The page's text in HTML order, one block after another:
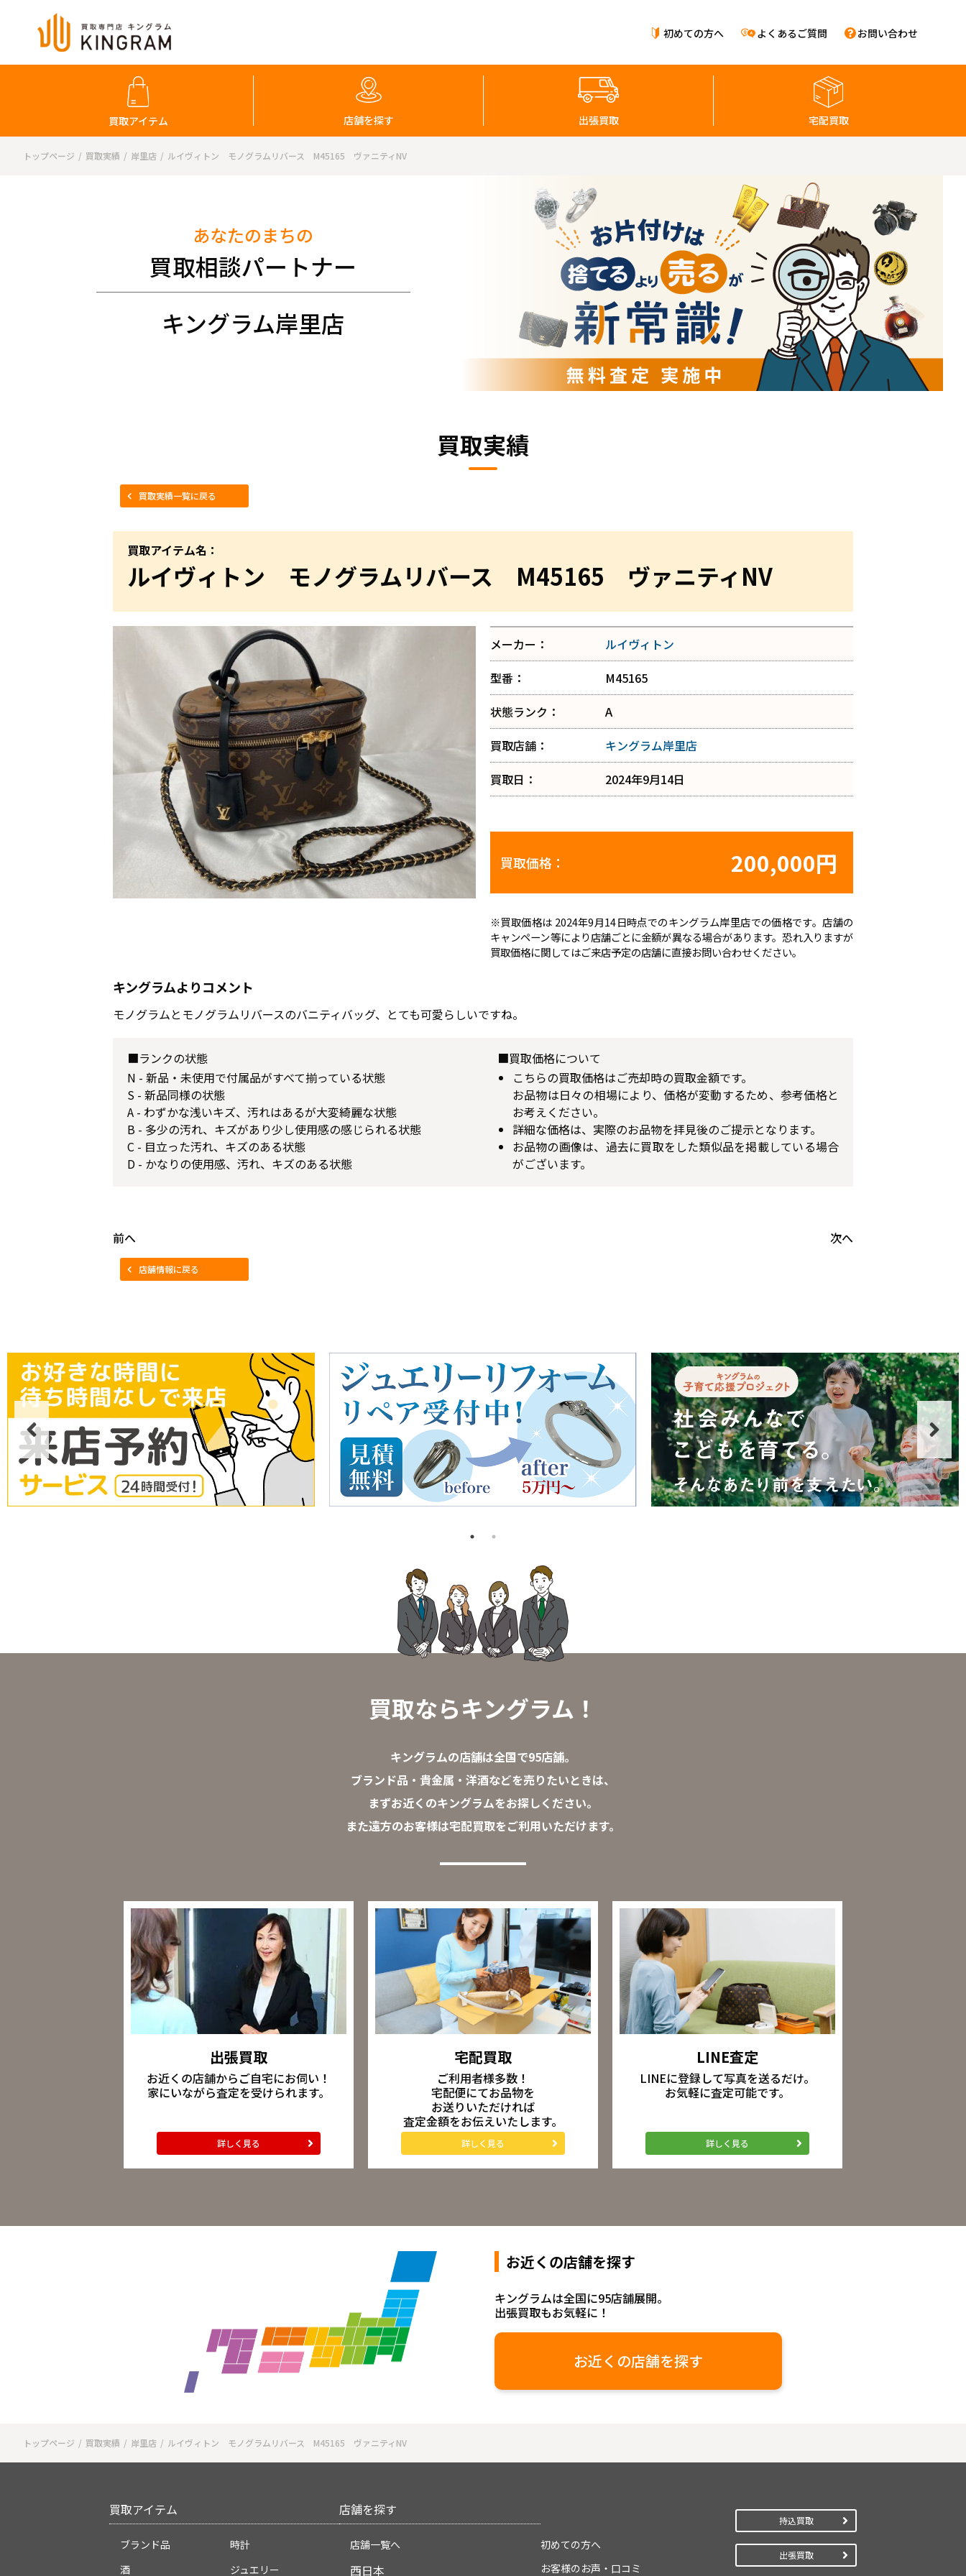
初めての方へ よくあるご質問 お問い合わせ
買取アイテム 店舗を探す 出張買取 宅配買取
トップページ 買取実績 岸里店 ルイヴィトン モノグラムリバース M45165 ヴァニティNV
キングラム岸里店
あなたのまちの
買取相談パートナー
買取実績
買取実績一覧に戻る
買取アイテム名：
ルイヴィトン モノグラムリバース M45165 ヴァニティNV
メーカー：
ルイヴィトン
型番：
M45165
状態ランク：
A
買取店舗：
キングラム岸里店
買取日：
2024年9月14日
買取価格： 200,000円
※買取価格は 2024年9月14日時点でのキングラム岸里店での価格です。店舗の
キャンペーン等により店舗ごとに金額が異なる場合があります。恐れ入りますが
買取価格に関してはご来店予定の店舗に直接お問い合わせください。
キングラムよりコメント
モノグラムとモノグラムリバースのバニティバッグ、とても可愛らしいですね。
■ランクの状態
N - 新品・未使用で付属品がすべて揃っている状態
S - 新品同様の状態
A - わずかな浅いキズ、汚れはあるが大変綺麗な状態
B - 多少の汚れ、キズがあり少し使用感の感じられる状態
C - 目立った汚れ、キズのある状態
D - かなりの使用感、汚れ、キズのある状態
■買取価格について
こちらの買取価格はご売却時の買取金額です。
お品物は日々の相場により、価格が変動するため、参考価格と
お考えください。
詳細な価格は、実際のお品物を拝見後のご提示となります。
お品物の画像は、過去に買取をした類似品を掲載している場合
がございます。
前へ 次へ
店舗情報に戻る
買取ならキングラム！
キングラムの店舗は全国で95店舗。
ブランド品・貴金属・洋酒などを売りたいときは、
まずお近くのキングラムをお探しください。
また遠方のお客様は宅配買取をご利用いただけます。
出張買取
お近くの店舗からご自宅にお伺い！
家にいながら査定を受けられます。
詳しく見る
宅配買取
ご利用者様多数！
宅配便にてお品物を
お送りいただければ
査定金額をお伝えいたします。
詳しく見る
LINE査定
LINEに登録して写真を送るだけ。
お気軽に査定可能です。
詳しく見る
お近くの店舗を探す
キングラムは全国に95店舗展開。
出張買取もお気軽に！
お近くの店舗を探す
トップページ 買取実績 岸里店 ルイヴィトン モノグラムリバース M45165 ヴァニティNV
買取アイテム
ブランド品
時計
酒
ジュエリー
店舗を探す
店舗一覧へ
西日本
初めての方へ
お客様のお声・口コミ
持込買取
出張買取